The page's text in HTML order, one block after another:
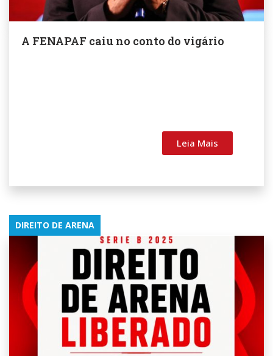
A FENAPAF caiu no conto do vigário
Leia Mais
DIREITO DE ARENA